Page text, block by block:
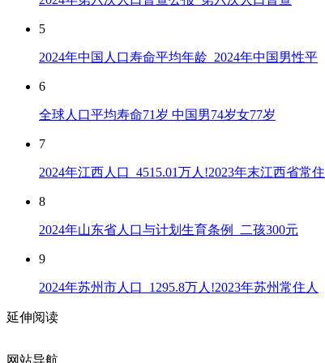
5
2024年中国人口寿命平均年龄_2024年中国男性平
6
全球人口平均寿命71岁 中国男74岁女77岁
7
2024年江西人口_4515.01万人!2023年末江西省常住
8
2024年山东省人口与计划生育条例_二孩300元
9
2024年苏州市人口_1295.8万人!2023年苏州常住人
延伸阅读